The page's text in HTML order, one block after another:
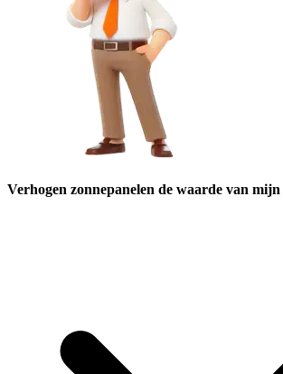
Verhogen zonnepanelen de waarde van